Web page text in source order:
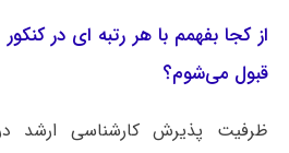
از کجا بفهمم با هر رتبه ای در
قبول می‌شوم؟
ظرفیت پذیرش کارشناسی ارشد